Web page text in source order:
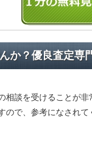
か？優良査定専
談を受けることが非
で、参考になされて